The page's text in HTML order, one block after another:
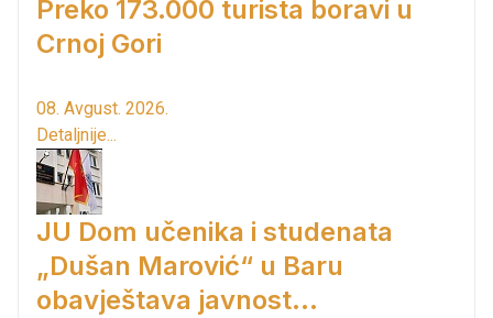
Preko 173.000 turista boravi u
Crnoj Gori
08. Avgust. 2026.
Detaljnije...
JU Dom učenika i studenata
„Dušan Marović“ u Baru
obavještava javnost...